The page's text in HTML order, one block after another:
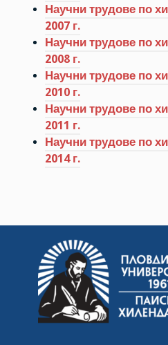
Научни трудове по
2007 г.
Научни трудове по
2008 г.
Научни трудове по
2010 г.
Научни трудове по
2011 г.
Научни трудове по
2014 г.